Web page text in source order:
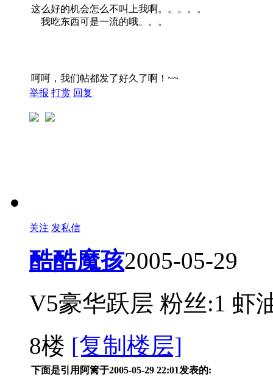
这么好的机会怎么不叫上我啊。。。。。
我吃东西可是一流的哦。。。
呵呵，我们帖都发了好久了啊！~~
举报 打赏 回复
关注 发私信
酷酷魔孩2005-05-29
V5豪华跃层 粉丝:1 虾
8楼 [复制楼层]
下面是引用阿篱于2005-05-29 22:01发表的: